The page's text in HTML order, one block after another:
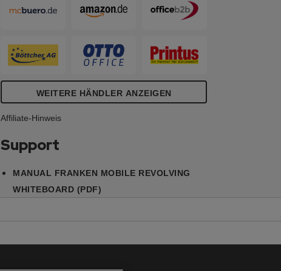
Das Gestell und der Rahmen sind aus
lichtgrauem Metall.
WEITERE HÄNDLER ANZEIGEN
Affiliate-Hinweis
Support
MANUAL FRANKEN MOBILE REVOLVING
WHITEBOARD (PDF)